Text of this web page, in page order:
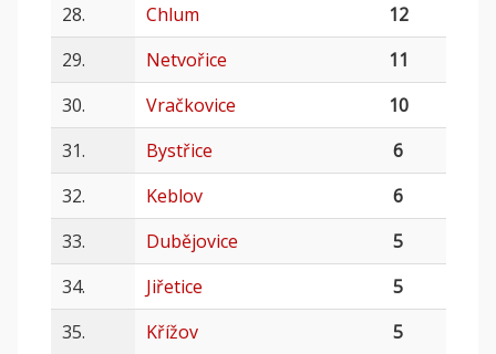
28.
Chlum
12
29.
Netvořice
11
30.
Vračkovice
10
31.
Bystřice
6
32.
Keblov
6
33.
Dubějovice
5
34.
Jiřetice
5
35.
Křížov 5